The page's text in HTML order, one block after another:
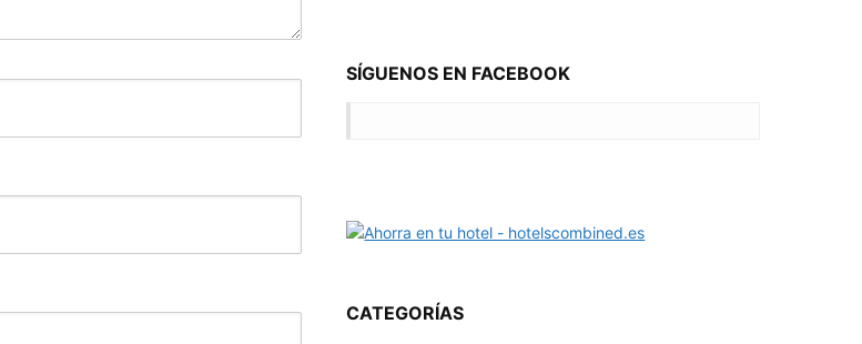
SÍGUENOS EN FACEBOOK
CATEGORÍAS